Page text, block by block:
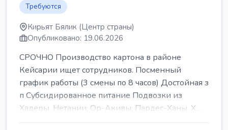
Требуются
Кирьят Бялик (Центр страны)
Опубликовано: 19.06.2026
СРОЧНО Производство картона в районе
Кейсарии ищет сотрудников. Посменный
график работы (3 смены по 8 часов) Достойная з
п Субсидированное питание Подвозки из
Хадеры, Нетании, Ор-Акивы, Пардес-Ханы, Х...